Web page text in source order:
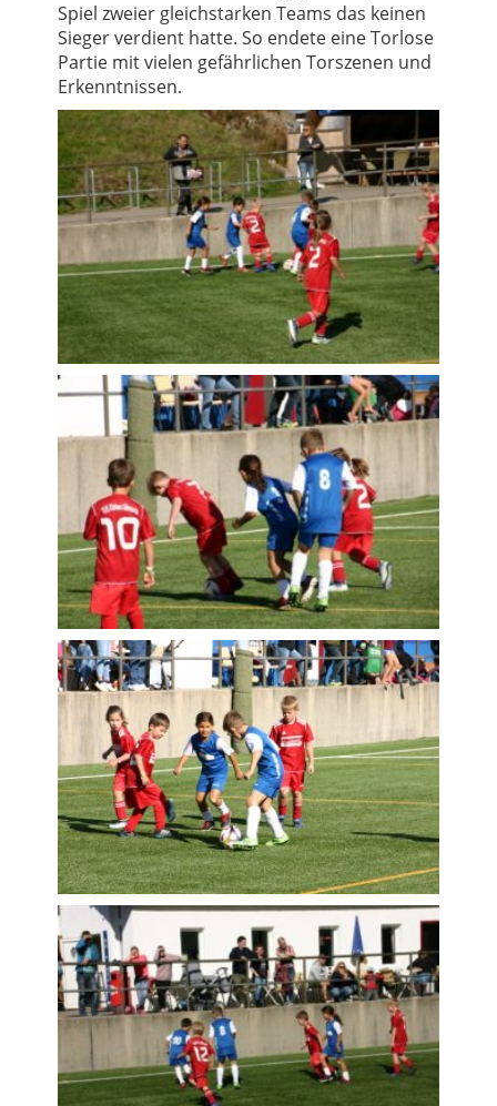
Spiel zweier gleichstarken Teams das keinen
Sieger verdient hatte. So endete eine Torlose
Partie mit vielen gefährlichen Torszenen und
Erkenntnissen.